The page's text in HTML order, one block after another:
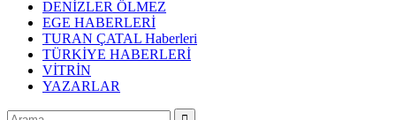
DENİZLER ÖLMEZ
EGE HABERLERİ
TURAN ÇATAL Haberleri
TÜRKİYE HABERLERİ
VİTRİN
YAZARLAR